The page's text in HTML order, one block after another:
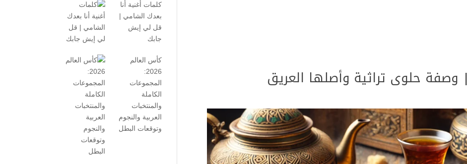
حلوى تراثية وأصلها العريق
كلمات أغنية أنا
بعدك الشامي |
قل لي إيش
جابك
كأس العالم
2026:
المجموعات
الكاملة
والمنتخبات
العربية والنجوم
وتوقعات البطل